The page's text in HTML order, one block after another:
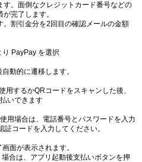
す。面倒なクレジットカード番号などの
完了します。
。割引金分を2回目の確認メールの金額
PayPay を選択
動的に遷移します。
用するかQRコードをスキャンした後、
いできます
用場合は、電話番号とパスワードを入力
コードを入力してください。
面が表示されます。
合は、アプリ起動後支払いボタンを押